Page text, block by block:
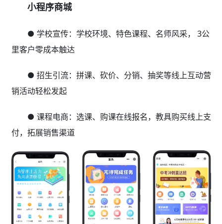
小程序商城
● 学校宣传：学校环境、特色课程、名师风采， 3公
里客户零成本触达
● 招生引流：拼课、砍价、分销、抽奖等线上互动营
销活动轻松发起
● 课程电商：选课、购课在线报名，教具购买线上支
付，拓展销售渠道